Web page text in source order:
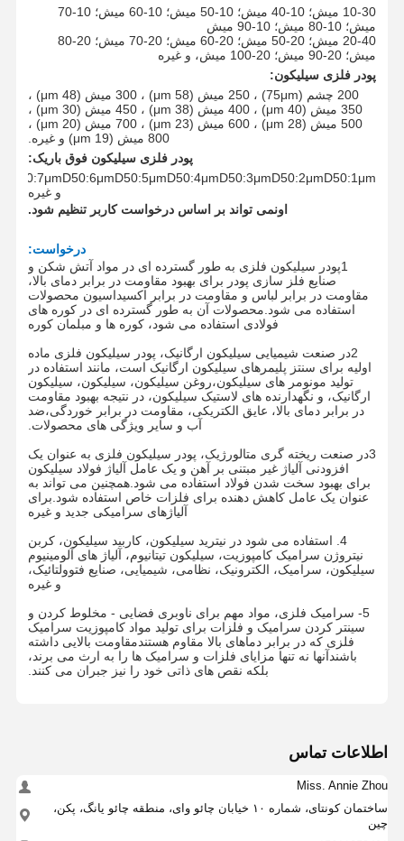
خانه
10-30 میش؛ 10-40 میش؛ 10-50 میش؛ 10-60 میش؛ 10-70
میش؛ 10-80 میش؛ 10-90 میش
20-40 میش؛ 20-50 میش؛ 20-60 میش؛ 20-70 میش؛ 20-80
میش؛ 20-90 میش؛ 20-100 میش
، و غیره
پودر فلزی سیلیکون:
200 چشم (75
μm
) ، 250 میش (58 μm) ، 300 میش (48 μm) ،
350 میش (40 μm) ، 400 میش (38 μm) ، 450 میش (30 μm) ،
500 میش (28 μm) ، 600 میش (23 μm) ، 700 میش (20 μm) ،
800 میش (19 μm) و غیره.
پودر فلزی سیلیکون فوق باریک:
D50:7μmD50:6μmD50:5μmD50:4μmD50:3μmD50:2μmD50:1 μm
و غیره
اونمی تواند بر اساس درخواست کاربر تنظیم شود.
درخواست:
1پودر سیلیکون فلزی به طور گسترده ای در مواد آتش شکن و
صنایع فلز سازی پودر برای بهبود مقاومت در برابر دمای بالا،
مقاومت در برابر لباس و مقاومت در برابر اکسیداسیون محصولات
استفاده می شود.محصولات آن به طور گسترده ای در کوره های
فولادی استفاده می شود، کوره ها و مبلمان کوره
2در صنعت شیمیایی سیلیکون ارگانیک، پودر سیلیکون فلزی ماده
اولیه برای سنتز پلیمرهای سیلیکون ارگانیک است، مانند استفاده در
تولید مونومر های سیلیکون،روغن سیلیکون، سیلیکون، سیلیکون
ارگانیک، و نگهدارنده های لاستیک سیلیکون، در نتیجه بهبود مقاومت
در برابر دمای بالا، عایق الکتریکی، مقاومت در برابر خوردگی،ضد
آب و سایر ویژگی های محصولات.
3در صنعت ریخته گری متالورژیک، پودر سیلیکون فلزی به عنوان یک
افزودنی آلیاژ غیر مبتنی بر آهن و یک عامل آلیاژ فولاد سیلیکون
برای بهبود سخت شدن فولاد استفاده می شود.همچنین می تواند به
عنوان یک عامل کاهش دهنده برای فلزات خاص استفاده شود.برای
آلیاژهای سرامیکی جدید و غیره
4. استفاده می شود در نیترید سیلیکون، کاربید سیلیکون، کربن
نیتروژن سرامیک کامپوزیت، سیلیکون تیتانیوم، آلیاژ های آلومینیوم
سیلیکون، سرامیک، الکترونیک، نظامی، شیمیایی، صنایع فتوولتائیک،
و غیره
5- سرامیک فلزی، مواد مهم برای ناوبری فضایی - مخلوط کردن و
سینتر کردن سرامیک و فلزات برای تولید مواد کامپوزیت سرامیک
فلزی که در برابر دماهای بالا مقاوم هستندمقاومت بالایی داشته
باشندآنها نه تنها مزایای فلزات و سرامیک ها را به ارث می برند،
بلکه نقص های ذاتی خود را نیز جبران می کنند.
اطلاعات تماس
Miss. Annie Zhou
ساختمان کونتای، شماره ۱۰ خیابان چائو وای، منطقه چائو یانگ، پکن،
چین